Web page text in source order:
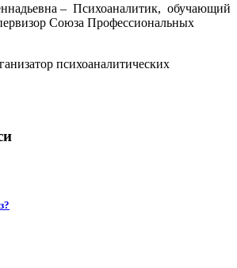
– Психоаналитик, обучающий
Союза Профессиональных
психоаналитических